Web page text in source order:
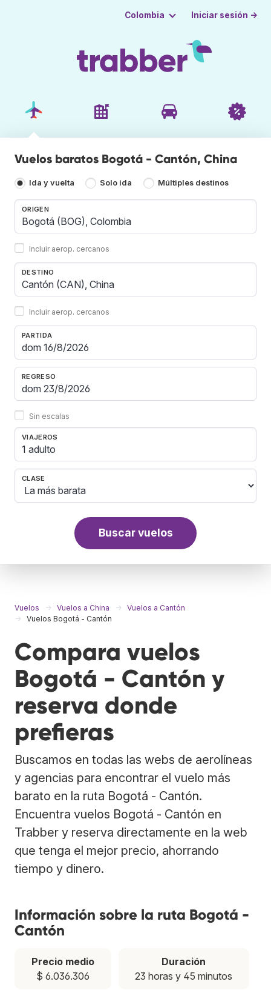
Colombia Iniciar sesión →
Vuelos baratos Bogotá - Cantón, China
Ida y vuelta Solo ida Múltiples destinos
ORIGEN
Incluir aerop. cercanos
DESTINO
Incluir aerop. cercanos
PARTIDA
REGRESO
Sin escalas
VIAJEROS
1 adulto
CLASE
Buscar vuelos
Vuelos Vuelos a China
Vuelos a Cantón
Vuelos Bogotá - Cantón
Compara vuelos
Bogotá - Cantón y
reserva donde
prefieras
Buscamos en todas las webs de aerolíneas
y agencias para encontrar el vuelo más
barato en la ruta Bogotá - Cantón.
Encuentra vuelos Bogotá - Cantón en
Trabber y reserva directamente en la web
que tenga el mejor precio, ahorrando
tiempo y dinero.
Información sobre la ruta Bogotá -
Cantón
Precio medio
$ 6.036.306
Duración
23 horas y 45 minutos